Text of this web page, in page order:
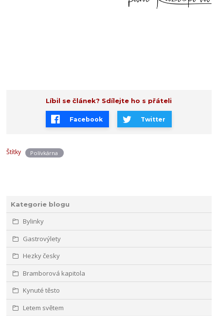
Kategorie blogu
Bylinky
Gastrovýlety
Hezky česky
Bramborová kapitola
Kynuté těsto
Letem světem
Líbil se článek? Sdílejte ho s přáteli
Facebook Twitter
Štítky Polívkárna